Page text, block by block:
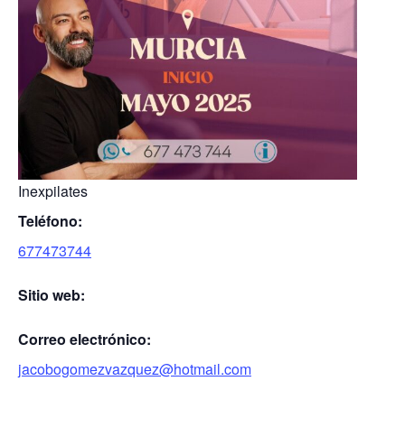
Inexpilates
Teléfono:
677473744
Sitio web:
Correo electrónico:
jacobogomezvazquez@hotmail.com